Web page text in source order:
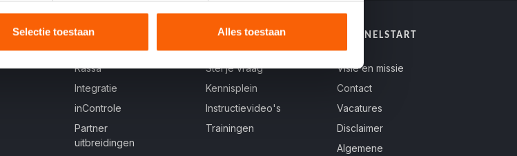
Selectie toestaan Alles toestaan
UITBREIDINGEN
Kassa
Integratie
inControle
Partner
uitbreidingen
KLANTENSERVICE
Stel je vraag
Kennisplein
Instructievideo's
Trainingen
OVER SNELSTART
Visie en missie
Contact
Vacatures
Disclaimer
Algemene